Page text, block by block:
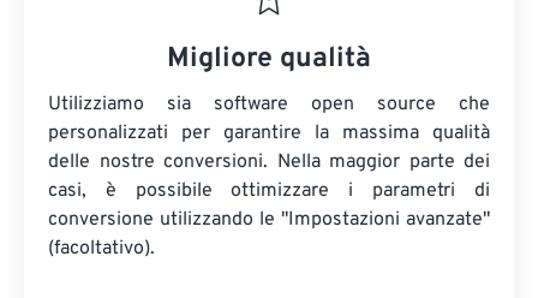
Migliore qualità
Utilizziamo sia software open source che
personalizzati per garantire la massima qualità
delle nostre conversioni. Nella maggior parte dei
casi, è possibile ottimizzare i parametri di
conversione utilizzando le "Impostazioni avanzate"
(facoltativo).